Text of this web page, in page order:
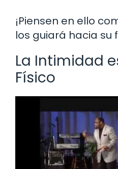
¡Piensen en ello
los guiará hacia su
La Intimidad
Físico